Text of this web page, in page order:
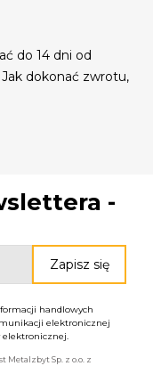
do 14 dni od
dokonać zwrotu,
-
handlowych
elektronicznej
elektronicznej.
Metalzbyt Sp. z o.o. z